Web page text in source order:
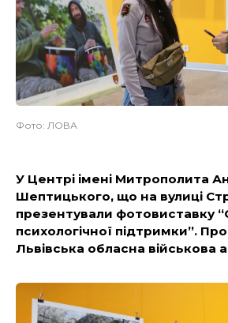
Фото: ЛОВА
У Центрі імені Митрополита
Шептицького, що на вулиці
презентували фотовиставку
психологічної підтримки”.
Львівська обласна військова